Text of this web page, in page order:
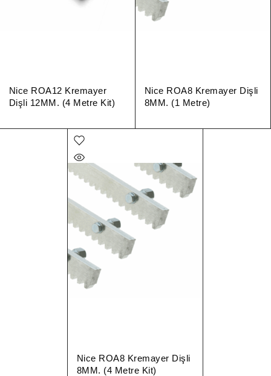
Nice ROA12 Kremayer
Dişli 12MM. (4 Metre Kit)
Nice ROA8 Kremayer Dişli
8MM. (1 Metre)
Nice ROA8 Kremayer Dişli
8MM. (4 Metre Kit)